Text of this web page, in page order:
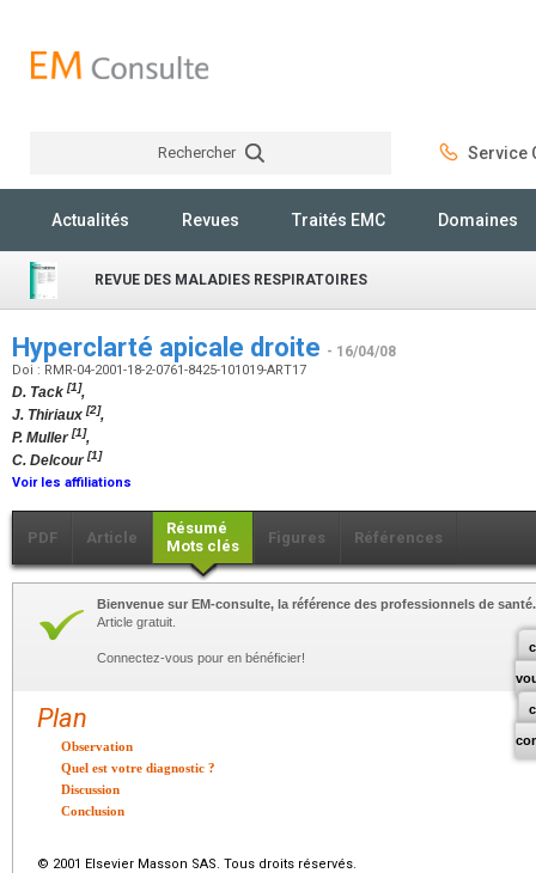
Rechercher Service
Actualités Revues Traités EMC Domaines
REVUE DES MALADIES RESPIRATOIRES
Hyperclarté apicale droite - 16/04/08
Doi : RMR-04-2001-18-2-0761-8425-101019-ART17
D. Tack [1],
J. Thiriaux [2],
P. Muller[1],
C. Delcour[1]
Voir les affiliations
PDF Article
Résumé
Mots clés
Figures Références
Bienvenue sur EM-consulte, la référence des professionnels de santé.
Article gratuit.
Connectez-vous pour en bénéficier!
Plan
Observation
Quel est votre diagnostic ?
Discussion
Conclusion
© 2001 Elsevier Masson SAS. Tous droits réservés.